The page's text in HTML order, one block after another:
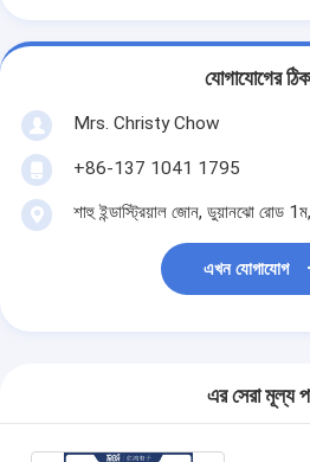
যোগাযোগের
Mrs. Christy Chow
+86-137 1041 1795
শাহু ইন্ডাস্ট্রিয়াল জোন, ডুয়ানঝো রোড
এখন যোগাযোগ
এর সেরা মূল্য